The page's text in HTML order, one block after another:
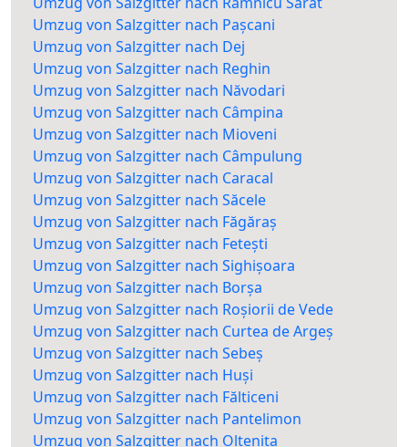
Umzug von Salzgitter nach Pașcani
Umzug von Salzgitter nach Dej
Umzug von Salzgitter nach Reghin
Umzug von Salzgitter nach Năvodari
Umzug von Salzgitter nach Câmpina
Umzug von Salzgitter nach Mioveni
Umzug von Salzgitter nach Câmpulung
Umzug von Salzgitter nach Caracal
Umzug von Salzgitter nach Săcele
Umzug von Salzgitter nach Făgăraș
Umzug von Salzgitter nach Fetești
Umzug von Salzgitter nach Sighișoara
Umzug von Salzgitter nach Borșa
Umzug von Salzgitter nach Roșiorii de Vede
Umzug von Salzgitter nach Curtea de Argeș
Umzug von Salzgitter nach Sebeș
Umzug von Salzgitter nach Huși
Umzug von Salzgitter nach Fălticeni
Umzug von Salzgitter nach Pantelimon
Umzug von Salzgitter nach Oltenița